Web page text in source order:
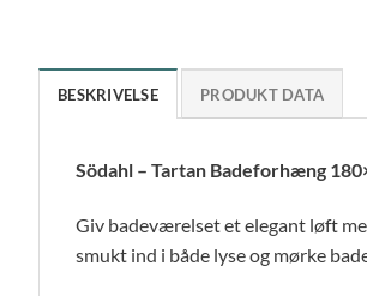
BESKRIVELSE PRODUKT DATA
Södahl – Tartan Badeforhæng
Giv badeværelset et elegant løft
smukt ind i både lyse og mørke